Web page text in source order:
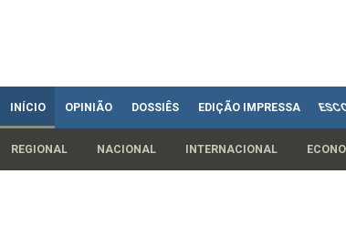
INÍCIO OPINIÃO DOSSIÊS EDIÇÃO IMPRESSA
REGIONAL NACIONAL INTERNACIONAL